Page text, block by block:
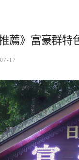
薦》富豪群
17